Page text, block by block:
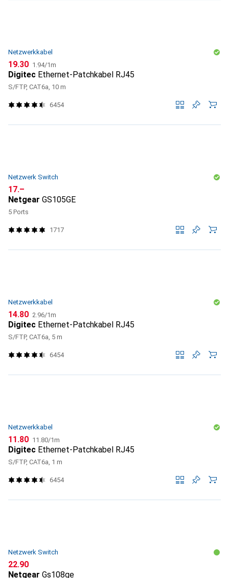
Netzwerkkabel
CHF
19.30 CHF
1.94/1m
Digitec Ethernet-Patchkabel RJ45
S/FTP, CAT6a, 10 m
6454
Netzwerk Switch
CHF
17.–
Netgear GS105GE
5 Ports
1717
Netzwerkkabel
CHF
14.80 CHF
2.96/1m
Digitec Ethernet-Patchkabel RJ45
S/FTP, CAT6a, 5 m
6454
Netzwerkkabel
CHF
11.80 CHF
11.80/1m
Digitec Ethernet-Patchkabel RJ45
S/FTP, CAT6a, 1 m
6454
Netzwerk Switch
CHF
22.90
Netgear Gs108ge